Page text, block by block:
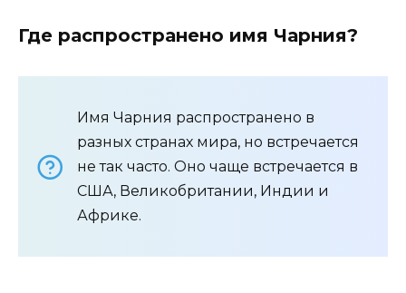
Где распространено имя Чарния?
Имя Чарния распространено в
разных странах мира, но встречается
не так часто. Оно чаще встречается в
США, Великобритании, Индии и
Африке.